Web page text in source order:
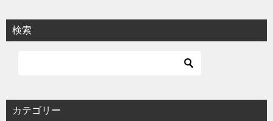
検索
カテゴリー